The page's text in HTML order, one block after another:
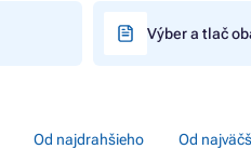
Výber a tlač
Od najdrahšieho Od